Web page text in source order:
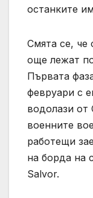
останките
Смята се, че
още лежат
Първата
февруари с
водолази от
военните
работещи
на борда на
Salvor.